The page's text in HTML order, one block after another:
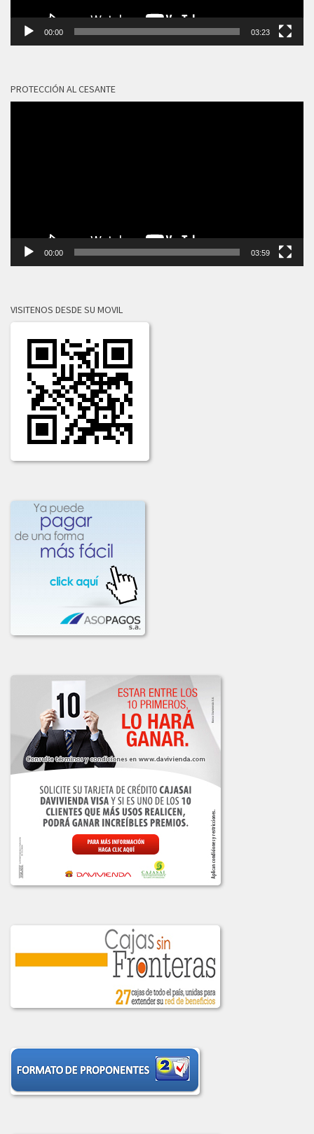
00:00 03:23
PROTECCIÓN AL CESANTE
00:00 03:59
VISITENOS DESDE SU MOVIL